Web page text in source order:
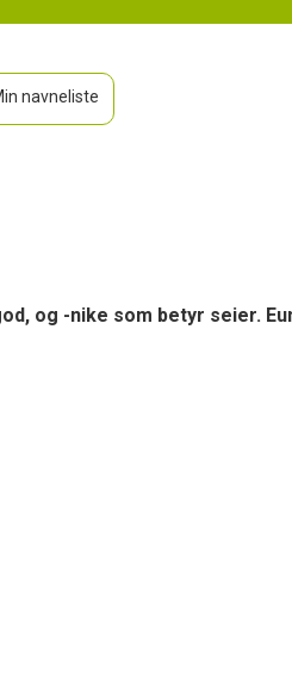
navneliste
og -nike som betyr seier.